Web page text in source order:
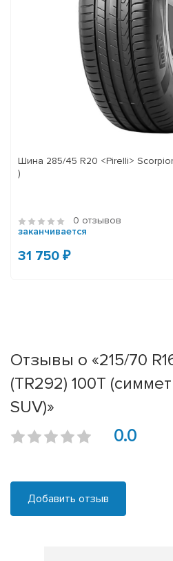
Шина 285/45 R20 <Pirelli>
)
0 отзывов
заканчивается
31 750 ₽
Отзывы о «215/70
(TR292) 100T
SUV)»
0.0
Добавить отзыв